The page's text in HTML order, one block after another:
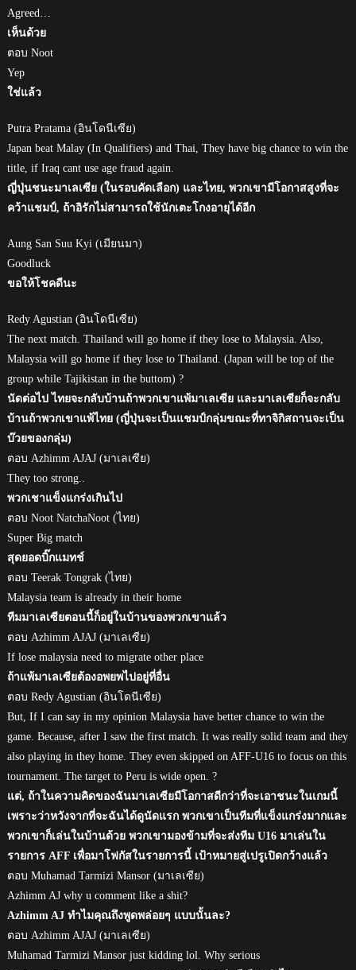
Agreed…
เห็นด้วย
ตอบ Noot
Yep
ใช่แล้ว
Putra Pratama (อินโดนีเซีย)
Japan beat Malay (In Qualifiers) and Thai, They have big chance to win the
title, if Iraq cant use age fraud again.
ญี่ปุ่นชนะมาเลเซีย (ในรอบคัดเลือก) และไทย, พวกเขามีโอกาสสูงที่จะ
คว้าแชมป์, ถ้าอิรักไม่สามารถใช้นักเตะโกงอายุได้อีก
Aung San Suu Kyi (เมียนมา)
Goodluck
ขอให้โชคดีนะ
Redy Agustian (อินโดนีเซีย)
The next match. Thailand will go home if they lose to Malaysia. Also,
Malaysia will go home if they lose to Thailand. (Japan will be top of the
group while Tajikistan in the buttom) ?
นัดต่อไป ไทยจะกลับบ้านถ้าพวกเขาแพ้มาเลเซีย และมาเลเซียก็จะกลับ
บ้านถ้าพวกเขาแพ้ไทย (ญี่ปุ่นจะเป็นแชมป์กลุ่มขณะที่ทาจิกิสถานจะเป็น
บ๊วยของกลุ่ม)
ตอบ Azhimm AJAJ (มาเลเซีย)
They too strong..
พวกเชาแข็งแกร่งเกินไป
ตอบ Noot NatchaNoot (ไทย)
Super Big match
สุดยอดบิ๊กแมทช์
ตอบ Teerak Tongrak (ไทย)
Malaysia team is already in their home
ทีมมาเลเซียตอนนี้ก็อยู่ในบ้านของพวกเขาแล้ว
ตอบ Azhimm AJAJ (มาเลเซีย)
If lose malaysia need to migrate other place
ถ้าแพ้มาเลเซียต้องอพยพไปอยู่ที่อื่น
ตอบ Redy Agustian (อินโดนีเซีย)
But, If I can say in my opinion Malaysia have better chance to win the
game. Because, after I saw the first match. It was really solid team and they
also playing in they home. They even skipped on AFF-U16 to focus on this
tournament. The target to Peru is wide open. ?
แต่, ถ้าในความคิดของฉันมาเลเซียมีโอกาสดีกว่าที่จะเอาชนะในเกมนี้
เพราะว่าหวังจากที่จะฉันได้ดูนัดแรก พวกเขาเป็นทีมที่แข็งแกร่งมากและ
พวกเขาก็เล่นในบ้านด้วย พวกเขามองข้ามที่จะส่งทีม U16 มาเล่นใน
รายการ AFF เพื่อมาโฟกัสในรายการนี้ เป้าหมายสู่เปรูเปิดกว้างแล้ว
ตอบ Muhamad Tarmizi Mansor (มาเลเซีย)
Azhimm AJ why u comment like a shit?
Azhimm AJ ทำไมคุณถึงพูดพล่อยๆ แบบนั้นละ?
ตอบ Azhimm AJAJ (มาเลเซีย)
Muhamad Tarmizi Mansor just kidding lol. Why serious